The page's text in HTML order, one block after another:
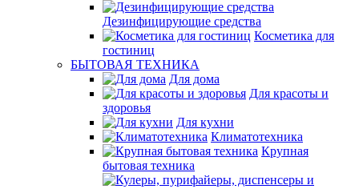
Дезинфицирующие средства
Косметика для
гостиниц
БЫТОВАЯ ТЕХНИКА
Для дома
Для красоты и
здоровья
Для кухни
Климатотехника
Крупная
бытовая техника